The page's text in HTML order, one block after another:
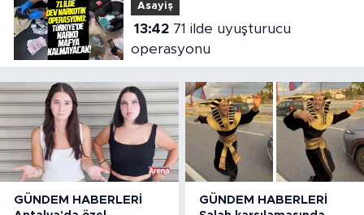
Asayiş
13:4271 ilde uyuşturucu
operasyonu
GÜNDEM HABERLERI GÜNDEM HABERLERI